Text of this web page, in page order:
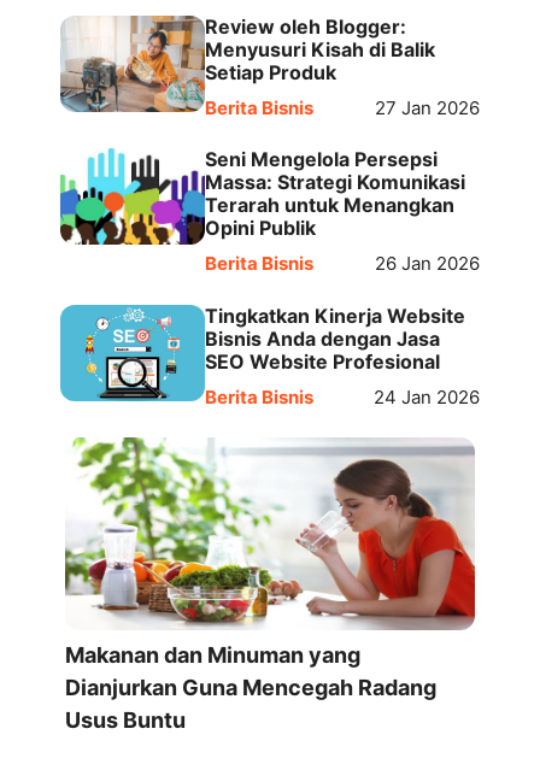
Review oleh Blogger:
Menyusuri Kisah di Balik
Setiap Produk
Berita Bisnis 27 Jan 2026
Seni Mengelola Persepsi
Massa: Strategi Komunikasi
Terarah untuk Menangkan
Opini Publik
Berita Bisnis 26 Jan 2026
Tingkatkan Kinerja Website
Bisnis Anda dengan Jasa
SEO Website Profesional
Berita Bisnis 24 Jan 2026
Makanan dan Minuman yang
Dianjurkan Guna Mencegah Radang
Usus Buntu